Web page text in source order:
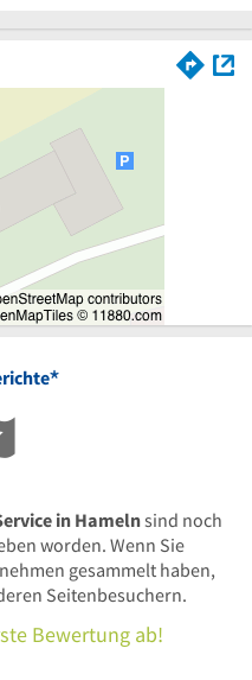
*
in Hamelnsind noch
worden. Wenn Sie
gesammelt haben,
Seitenbesuchern.
Bewertung ab!